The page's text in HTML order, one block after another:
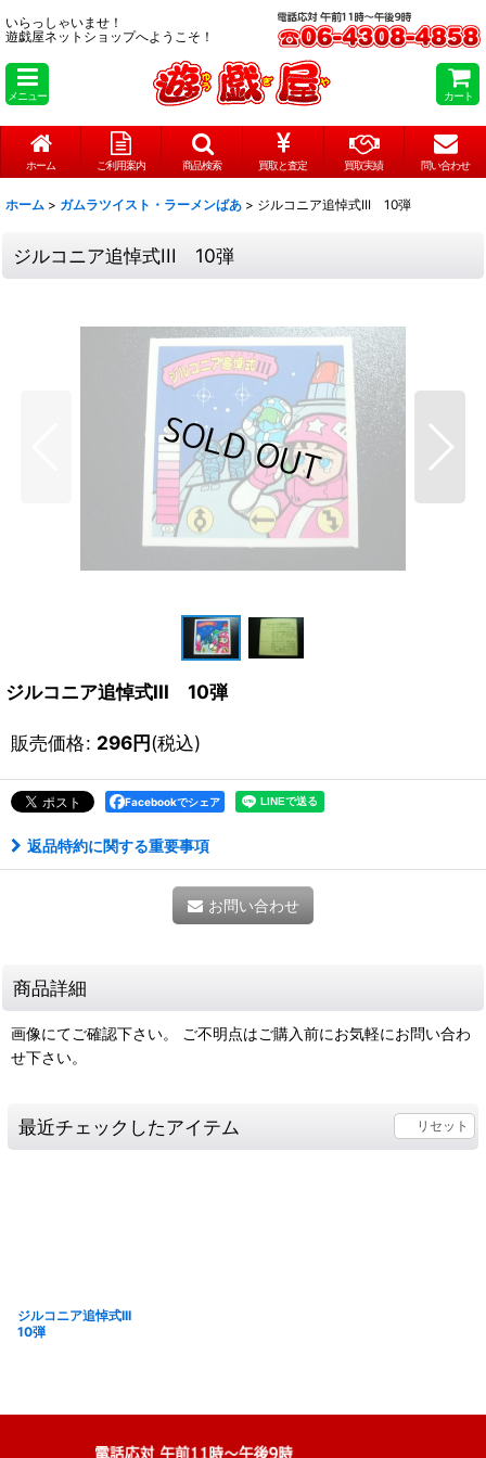
いらっしゃいませ！
遊戯屋ネットショップへようこそ！
メニュー カート
ホーム ご利用案内 商品検索 買取と査定 買取実績 問い合わせ
ホーム > ガムラツイスト・ラーメンばあ > ジルコニア追悼式III 10弾
ジルコニア追悼式III 10弾
ジルコニア追悼式III 10弾
販売価格: 296円(税込)
Facebookでシェア
返品特約に関する重要事項
お問い合わせ
商品詳細
画像にてご確認下さい。 ご不明点はご購入前にお気軽にお問い合わ
せ下さい。
最近チェックしたアイテム リセット
ジルコニア追悼式III
10弾